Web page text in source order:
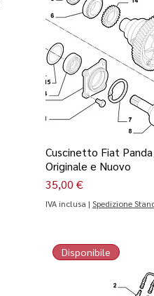
Cuscinetto Fiat
Originale e Nuovo
Prezzo
35,00 €
IVA inclusa | Spedizione
Disponibile